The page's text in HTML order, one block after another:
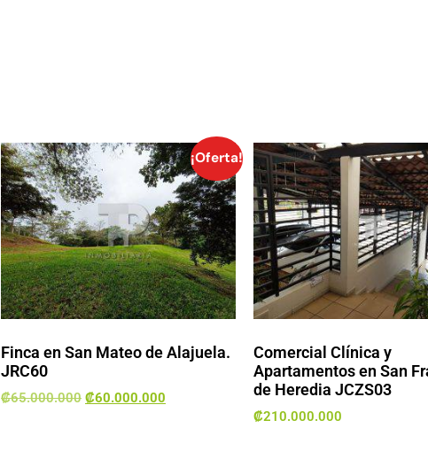
¡Oferta!
Finca en San Mateo de Alajuela.
JRC60
₡65.000.000 ₡60.000.000
Comercial Clínica y
Apartamentos en San
de Heredia JCZS03
₡210.000.000